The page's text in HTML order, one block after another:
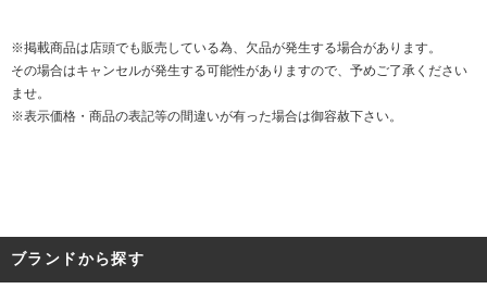
※掲載商品は店頭でも販売している為、欠品が発生する場合があります。
その場合はキャンセルが発生する可能性がありますので、予めご了承ください
ませ。
※表示価格・商品の表記等の間違いが有った場合は御容赦下さい。
ブランドから探す